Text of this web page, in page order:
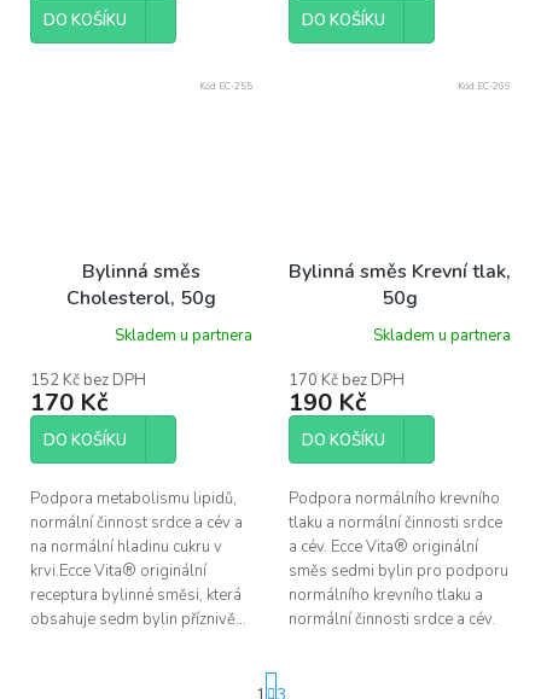
DO KOŠÍKU DO KOŠÍKU
Bylinná směs
Cholesterol, 50g
Skladem u partnera
152 Kč bez DPH
170 Kč
DO KOŠÍKU
Podpora metabolismu lipidů,
normální činnost srdce a cév a
na normální hladinu cukru v
krvi.Ecce Vita® originální
receptura bylinné směsi, která
obsahuje sedm bylin příznivě...
Kód: EC-255
Bylinná směs Krevní tlak,
50g
Skladem u partnera
170 Kč bez DPH
190 Kč
DO KOŠÍKU
Podpora normálního krevního
tlaku a normální činnosti srdce
a cév. Ecce Vita® originální
směs sedmi bylin pro podporu
normálního krevního tlaku a
normální činnosti srdce a cév.
Kód: EC-266